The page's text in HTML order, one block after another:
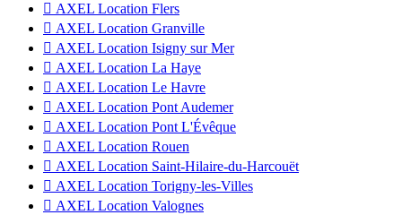
 AXEL Location Flers
 AXEL Location Granville
 AXEL Location Isigny sur Mer
 AXEL Location La Haye
 AXEL Location Le Havre
 AXEL Location Pont Audemer
 AXEL Location Pont L'Évêque
 AXEL Location Rouen
 AXEL Location Saint-Hilaire-du-Harcouët
 AXEL Location Torigny-les-Villes
 AXEL Location Valognes